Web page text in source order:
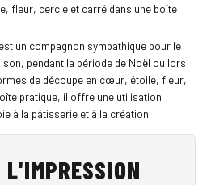
fleur, cercle et carré dans une boîte
un compagnon sympathique pour le
pendant la période de Noël ou lors
de découpe en cœur, étoile, fleur,
pratique, il offre une utilisation
à la pâtisserie et à la création.
L'IMPRESSION